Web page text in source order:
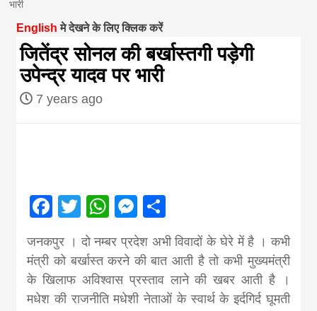
magazine of
Nepal brings
news in hindi
भारी
English मे देखने के लिए क्लिक करें
जितेंद्र सोनल की बर्खास्तगी पड़ेगी
उपेन्द्र यादव पर भारी
7 years ago
Facebook
Twitter
WhatsApp
Messenger
जनकपुर । दो नम्बर प्रदेश अभी विवादों के घेरे में है । कभी
मंत्री को बर्खास्त करने की बात आती है तो कभी मुख्यमंत्री
के खिलाफ अविश्वास प्रस्ताव लाने की खबर आती है ।
मधेश की राजनीति मधेशी नेताओं के स्वार्थ के इर्दगिर्द घूमती